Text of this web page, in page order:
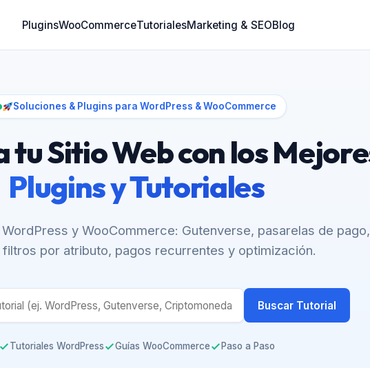
PluginsWooCommerceTutorialesMarketing & SEOBlog
Soluciones & Plugins para WordPress & WooCommerce
tu Sitio Web con los
Plugins y Tutoriales
y WooCommerce: Gutenverse, pasarelas de
por atributo, pagos recurrentes y optimización.
Buscar Tutorial
Tutoriales WordPress Guías WooCommerce Paso a Paso